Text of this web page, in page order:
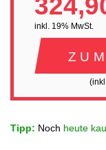
inkl. 19% MwSt.
Tipp: Noch heute